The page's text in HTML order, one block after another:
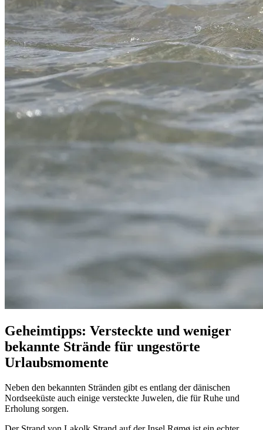
Geheimtipps: Versteckte und weniger
bekannte Strände für ungestörte
Urlaubsmomente
Neben den bekannten Stränden gibt es entlang der dänischen
Nordseeküste auch einige versteckte Juwelen, die für Ruhe und
Erholung sorgen.